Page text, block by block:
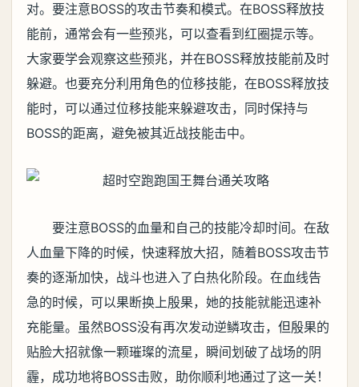
对。要注意BOSS的攻击节奏和模式。在BOSS释放技
能前，通常会有一些预兆，可以查看到红圈提示等。
大家要学会观察这些预兆，并在BOSS释放技能前及时
躲避。也要充分利用角色的位移技能，在BOSS释放技
能时，可以通过位移技能来躲避攻击，同时保持与
BOSS的距离，避免被其近战技能击中。
要注意BOSS的血量和自己的技能冷却时间。在敌
人血量下降的时候，快速释放大招，随着BOSS攻击节
奏的逐渐加快，战斗也进入了白热化阶段。在血线告
急的时候，可以果断换上殷果，她的技能就能迅速补
充能量。虽然BOSS没有再次发动逆鳞攻击，但殷果的
贴脸大招就像一颗璀璨的流星，瞬间划破了战场的阴
霾，成功地将BOSS击败，助你顺利地通过了这一关！